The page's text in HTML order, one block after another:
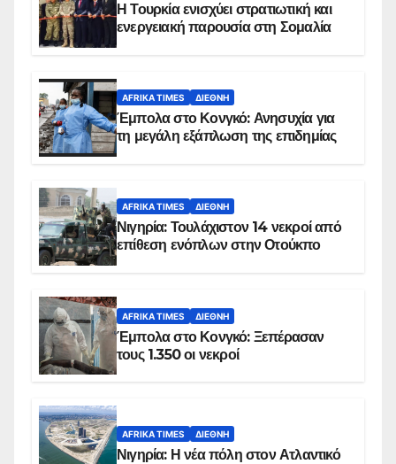
Η Τουρκία ενισχύει στρατιωτική και
ενεργειακή παρουσία στη Σομαλία
AFRIKA TIMES ΔΙΕΘΝΉ
Έμπολα στο Κονγκό: Ανησυχία για
τη μεγάλη εξάπλωση της επιδημίας
AFRIKA TIMES ΔΙΕΘΝΉ
Νιγηρία: Τουλάχιστον 14 νεκροί από
επίθεση ενόπλων στην Οτούκπο
AFRIKA TIMES ΔΙΕΘΝΉ
Έμπολα στο Κονγκό: Ξεπέρασαν
τους 1.350 οι νεκροί
AFRIKA TIMES ΔΙΕΘΝΉ
Νιγηρία: Η νέα πόλη στον Ατλαντικό